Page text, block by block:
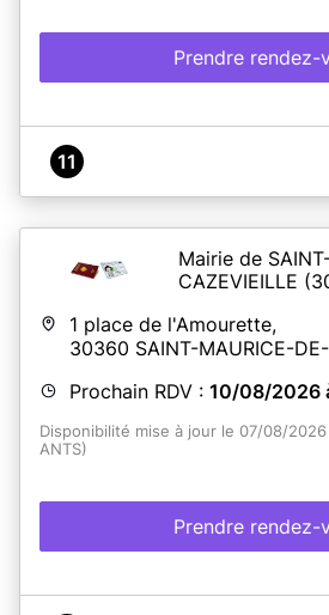
Prendre rendez-
11
Mairie de
CAZEVIEILLE
1 place de l'Amourette,
30360 SAINT-MAURICE-
Prochain RDV : 10/08/2026
Disponibilité mise à jour le 07/08/2026
ANTS)
Prendre rendez-